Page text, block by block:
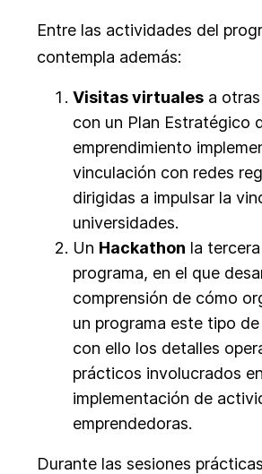
Entre las actividades del
contempla además:
Visitas virtuales a
con un Plan Estratégico
emprendimiento
vinculación con redes
dirigidas a impulsar la
universidades.
Un Hackathon la
programa, en el que
comprensión de cómo
un programa este tipo
con ello los detalles
prácticos involucrados
implementación de
emprendedoras.
Durante las sesiones